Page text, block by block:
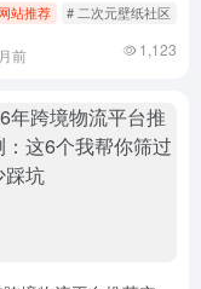
台推荐 # 滴滴打车怎么用
站推荐 # 二次元壁纸社区
前 1,123